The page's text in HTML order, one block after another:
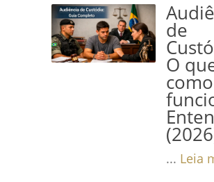
de
O
como
... Leia